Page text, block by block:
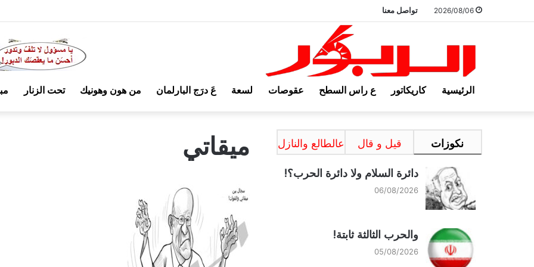
تواصل معنا
الرئيسية كاريكاتور ع راس السطح عقوصات لسعة عَ درَج البارلمان من هون وهونيك تحت الزنار
ميقاتي نكوزات قيل و قال عالطالع والنازل
دائرة السلام ولا دائرة الحرب؟!
06/08/2026
والحرب الثالثة ثابتة!
05/08/2026